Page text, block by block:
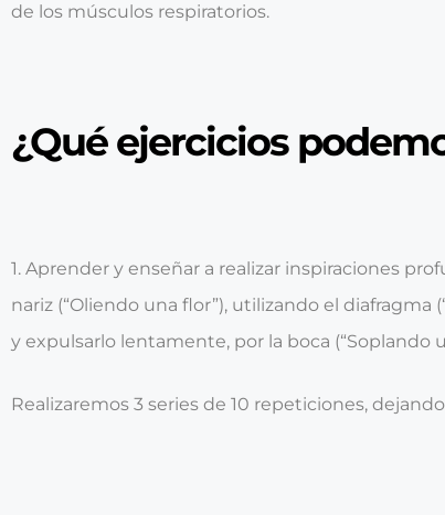
de los músculos respiratorios.
¿Qué ejercicios
1. Aprender y enseñar a realizar inspiraciones
nariz (“Oliendo una flor”), utilizando el diafragma
y expulsarlo lentamente, por la boca (“Soplando
Realizaremos 3 series de 10 repeticiones,